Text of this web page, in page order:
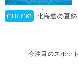
CHECK! 北海道の夏
今注目のスポッ